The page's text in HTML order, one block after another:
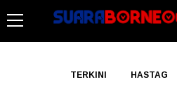
TERKINI HASTAG